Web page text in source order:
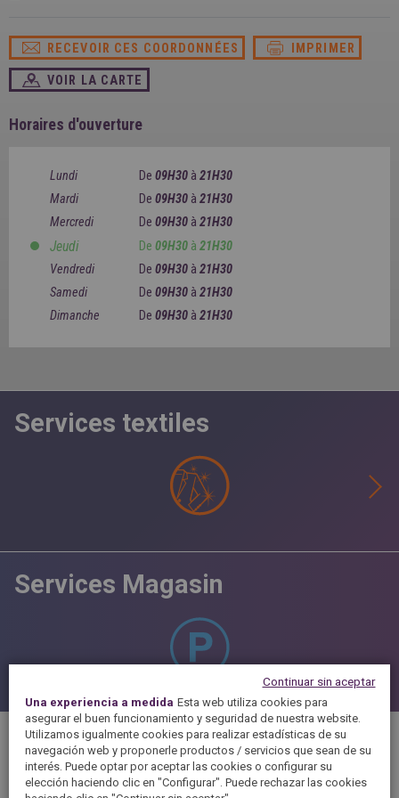
Français
GEORGIA
English
ქართული
Ελληνικά
English
English
SWITZERLAND
Deutsch
RECEVOIR CES COORDONNÉES IMPRIMER
VOIR LA CARTE
Horaires d'ouverture
Lundi De 09H30 à 21H30
Mardi
De 09H30 à 21H30
Mercredi
De 09H30 à 21H30
Jeudi De 09H30 à 21H30
Vendredi
De 09H30 à 21H30
Samedi
De 09H30 à 21H30
Dimanche
De 09H30 à 21H30
Services textiles
Services Magasin
PRÉSENTATION
Una experiencia a medida Esta web utiliza cookies para
asegurar el buen funcionamiento y seguridad de nuestra website.
Utilizamos igualmente cookies para realizar estadísticas de su
navegación web y proponerle productos / servicios que sean de su
interés. Puede optar por aceptar las cookies o configurar su
elección haciendo clic en "Configurar". Puede rechazar las cookies
Continuar sin aceptar